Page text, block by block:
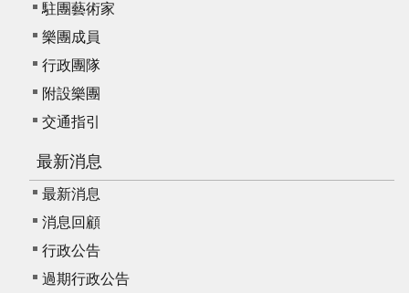
駐團藝術家
樂團成員
行政團隊
附設樂團
交通指引
最新消息
最新消息
消息回顧
行政公告
過期行政公告